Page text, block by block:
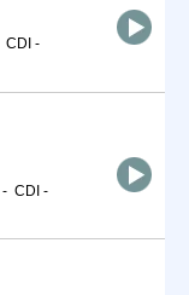
CDI -
- CDI -